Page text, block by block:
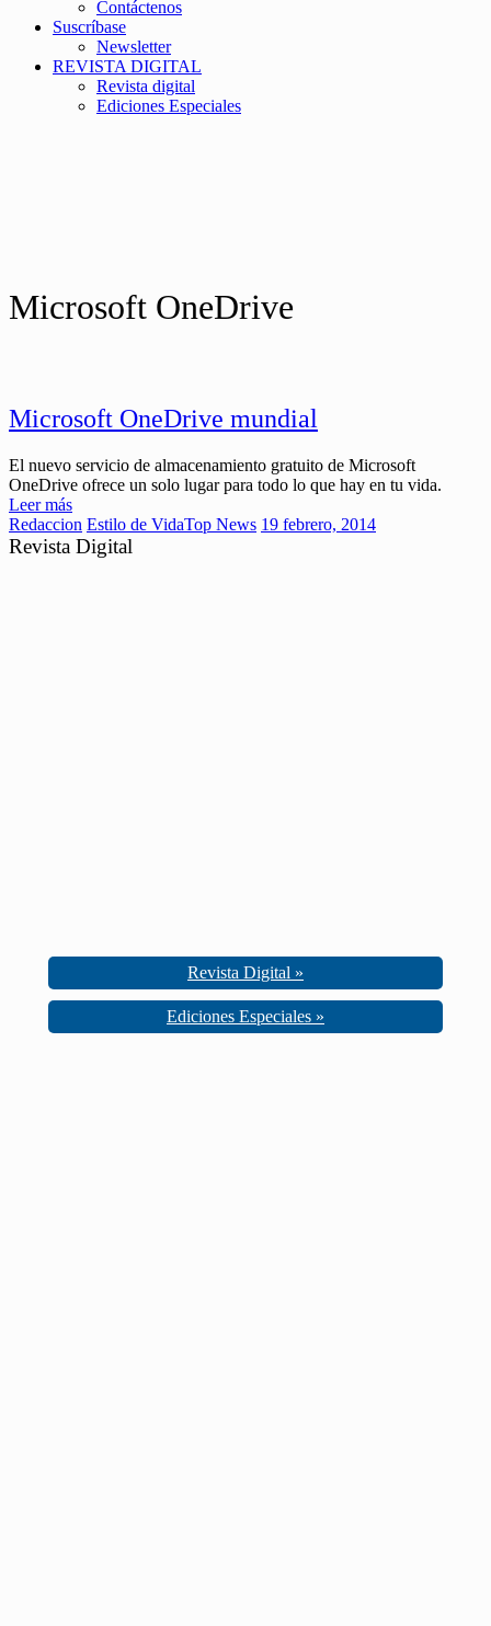
Contáctenos
Suscríbase
Newsletter
REVISTA DIGITAL
Revista digital
Ediciones Especiales
Microsoft OneDrive
Microsoft OneDrive mundial
El nuevo servicio de almacenamiento gratuito de Microsoft
OneDrive ofrece un solo lugar para todo lo que hay en tu vida.
Leer más
Redaccion Estilo de VidaTop News 19 febrero, 2014
Revista Digital
Revista Digital »
Ediciones Especiales »